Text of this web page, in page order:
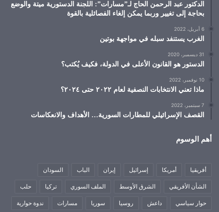
الدكتور عبد الرحمن الحاج لـ”مسارات”: اللجنة الدستورية ميتة والوضع
بحاجة إلى تغيير وربما يمكن إلغاء الفصائلية بالقوة
6 أبريل، 2022
الغرب يستنفد سبله في مواجهة بوتين
31 ديسمبر، 2020
الدستور هو القانون الأعلى في الدولة، فكيف يُكتب؟
10 نوفمبر، 2022
ماذا تعني الانتخابات النصفية لعام ٢٠٢٢ حتى ٢٠٢٤؟
7 سبتمبر، 2022
القصف الإسرائيلي للمطارات السورية… الأهداف والانعكاسات
أهم الوسوم
أفريقيا أمريكا إسرائيل إيران الباب السودان
الشأن الأفريقي الشرق الأوسط الملف السوري تركيا حلب
حوار سياسي داعش روسيا سوريا مسارات ندوة حوارية